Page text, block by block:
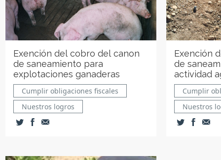
Exención del cobro del canon
de saneamiento para
explotaciones ganaderas
Cumplir obligaciones fiscales
Nuestros logros
Exención
de
actividad
Cumplir
Nuestros